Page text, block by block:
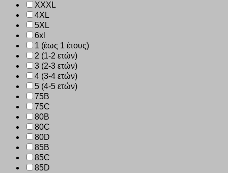
XXXL
4XL
5XL
6xl
1 (έως 1 έτους)
2 (1-2 ετών)
3 (2-3 ετών)
4 (3-4 ετών)
5 (4-5 ετών)
75B
75C
80B
80C
80D
85B
85C
85D